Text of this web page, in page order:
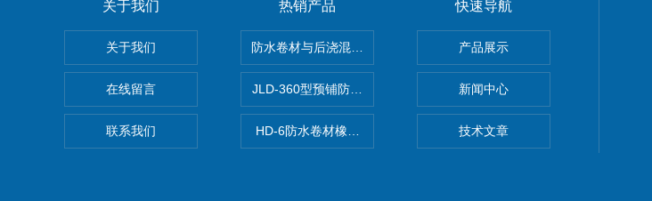
关于我们
关于我们
在线留言
联系我们
热销产品
防水卷材与后浇混凝土剥离强度试验夹具
JLD-360型预铺防水卷材抗冲击性能试验仪
HD-6防水卷材橡胶测厚仪
快速导航
产品展示
新闻中心
技术文章